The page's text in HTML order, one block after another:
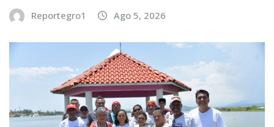
Reportegro1 Ago 5, 2026